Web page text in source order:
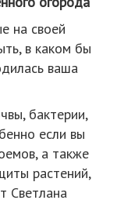
на своей
в каком бы
ваша
бактерии,
если вы
а также
растений,
Светлана